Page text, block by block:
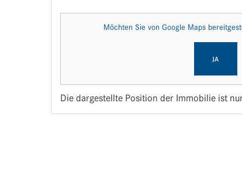
Möchten Sie von Google Maps
JA
Die dargestellte Position der Immobilie ist